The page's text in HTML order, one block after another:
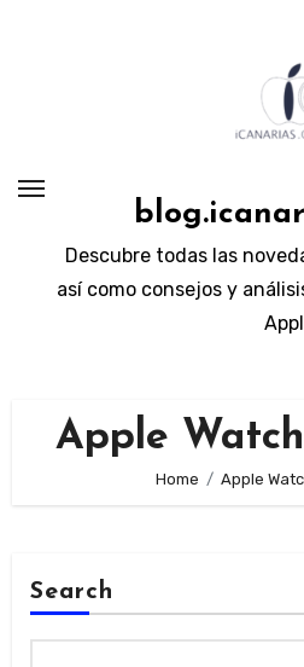
Descubre todas las
así como consejos y
Apple
Home Apple
Search